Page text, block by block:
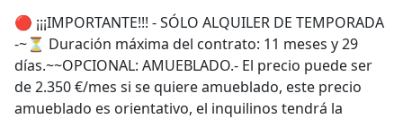
🔴 ¡¡¡IMPORTANTE!!! - SÓLO ALQUILER DE TEMPORADA
-~⏳ Duración máxima del contrato: 11 meses y 29
días.~~OPCIONAL: AMUEBLADO.- El precio puede ser
de 2.350 €/mes si se quiere amueblado, este precio
amueblado es orientativo, el inquilinos tendrá la